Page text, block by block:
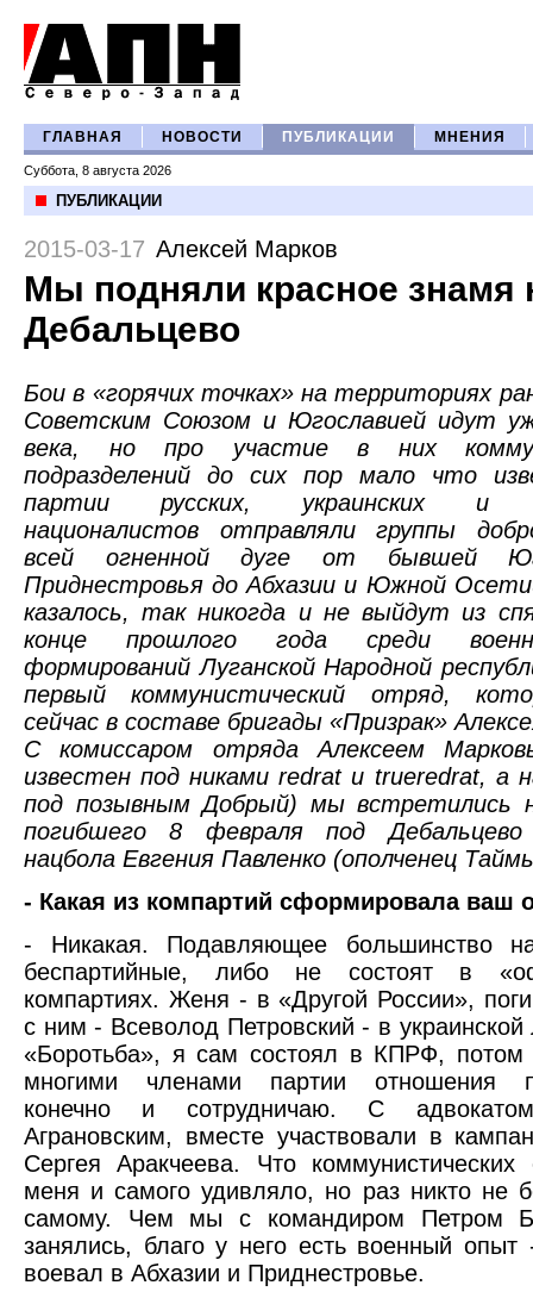
ГЛАВНАЯ НОВОСТИ ПУБЛИКАЦИИ МНЕНИЯ
Суббота, 8 августа 2026
ПУБЛИКАЦИИ
2015-03-17 Алексей Марков
Мы подняли красное знамя
Дебальцево
Бои в «горячих точках» на территориях
Советским Союзом и Югославией идут
века, но про участие в них
подразделений до сих пор мало что
партии русских, украинских и
националистов отправляли группы
всей огненной дуге от бывшей
Приднестровья до Абхазии и Южной
казалось, так никогда и не выйдут из
конце прошлого года среди
формирований Луганской Народной
первый коммунистический отряд,
сейчас в составе бригады «Призрак»
С комиссаром отряда Алексеем
известен под никами redrat и trueredrat, а
под позывным Добрый) мы встретились
погибшего 8 февраля под Дебальцево
нацбола Евгения Павленко (ополченец
- Какая из компартий сформировала ваш
- Никакая. Подавляющее большинство
беспартийные, либо не состоят в
компартиях. Женя - в «Другой России»,
с ним - Всеволод Петровский - в украинской
«Боротьба», я сам состоял в КПРФ,
многими членами партии отношения
конечно и сотрудничаю. С
Аграновским, вместе участвовали в
Сергея Аракчеева. Что коммунистических
меня и самого удивляло, но раз никто не
самому. Чем мы с командиром Петром
занялись, благо у него есть военный
воевал в Абхазии и Приднестровье.